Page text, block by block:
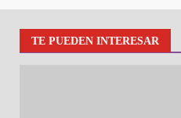
TE PUEDEN INTERESAR